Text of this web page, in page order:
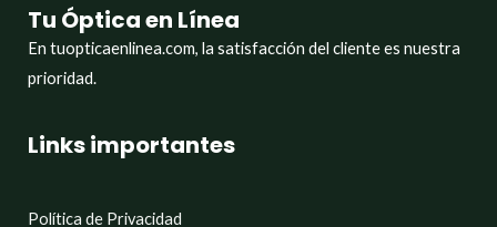
Tu Óptica en Línea
En tuopticaenlinea.com, la satisfacción del cliente es nuestra
prioridad.
Links importantes
Política de Privacidad